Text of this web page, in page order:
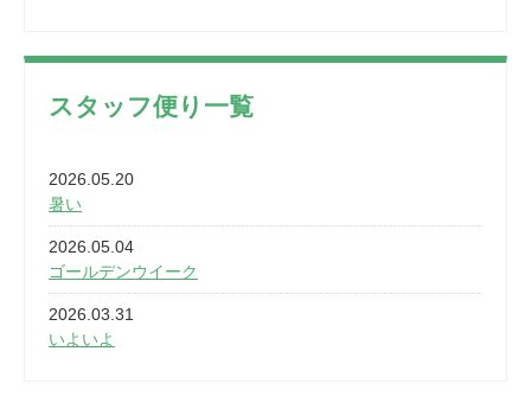
スタッフ便り一覧
2026.05.20
暑い
2026.05.04
ゴールデンウイーク
2026.03.31
いよいよ